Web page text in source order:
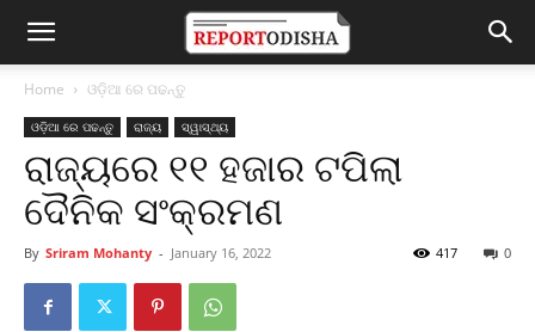
Home ଓଡ଼ିଆ ରେ ପଢନ୍ତୁ
ଓଡ଼ିଆ ରେ ପଢନ୍ତୁ ରାଜ୍ୟ ସ୍ୱାସ୍ଥ୍ୟ
ରାଜ୍ୟରେ ୧୧ ହଜାର ଟପିଲା
ଦୈନିକ ସଂକ୍ରମଣ
By Sriram Mohanty - January 16, 2022 0
417